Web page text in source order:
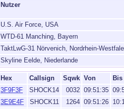
Nutzer
U.S. Air Force, USA
WTD-61 Manching, Bayern
TaktLwG-31 Nörvenich, Nordrhein-
Skyline Eelde, Niederlande
Hex Callsign Sqwk Von
Bis
3F9F3F
SHOCK14 0032 09:51:35
3E9E4F
SHOCK11 1264 09:51:26